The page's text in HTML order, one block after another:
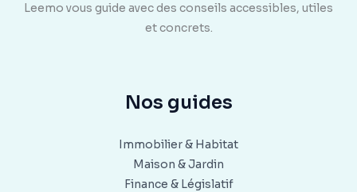
Leemo vous guide avec des conseils accessibles, utiles
et concrets.
Nos guides
Immobilier & Habitat
Maison & Jardin
Finance & Législatif